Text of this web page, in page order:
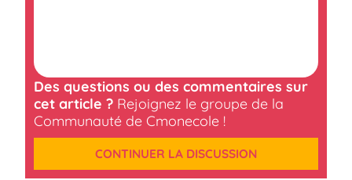
Des questions ou des commentaires sur
cet article ?Rejoignez le groupe de la
Communauté de Cmonecole !
CONTINUER LA DISCUSSION